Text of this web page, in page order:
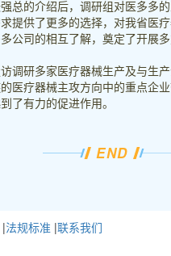
总的介绍后，调研组对医多多
提供了更多的选择，对我省医
公司的相互了解，奠定了开展多
调研多家医疗器械生产及与生
医疗器械主攻方向中的重点企
了有力的促进作用。
END
|法规标准 |联系我们